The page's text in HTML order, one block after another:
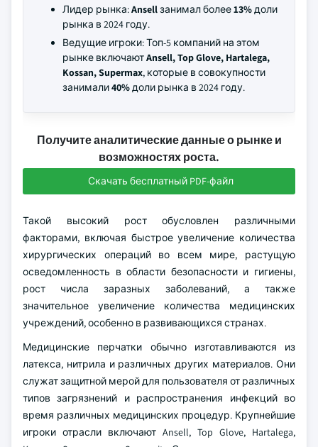
Лидер рынка:Ansellзанимал более13%доли
рынка в 2024 году.
Ведущие игроки: Топ-5 компаний на этом
рынке включаютAnsell, Top Glove, Hartalega,
Kossan, Supermax, которые в совокупности
занимали40%доли рынка в 2024 году.
Получите аналитические данные о рынке и
возможностях роста.
Скачать бесплатный PDF-файл
Такой высокий рост обусловлен различными
факторами, включая быстрое увеличение количества
хирургических операций во всем мире, растущую
осведомленность в области безопасности и гигиены,
рост числа заразных заболеваний, а также
значительное увеличение количества медицинских
учреждений, особенно в развивающихся странах.
Медицинские перчатки обычно изготавливаются из
латекса, нитрила и различных других материалов. Они
служат защитной мерой для пользователя от различных
типов загрязнений и распространения инфекций во
время различных медицинских процедур. Крупнейшие
игроки отрасли включают Ansell, Top Glove, Hartalega,